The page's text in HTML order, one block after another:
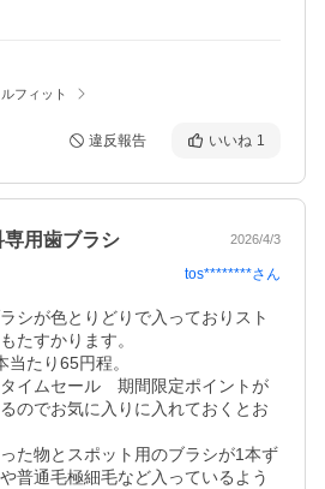
フィット
違反報告 いいね 1
用歯ブラシ 2026/4/3
tos********さん
シが色とりどりで入っておりスト
たすかります。
たり65円程。
イムセール　期間限定ポイントが
のでお気に入りに入れておくとお
た物とスポット用のブラシが1本ず
普通毛極細毛など入っているよう